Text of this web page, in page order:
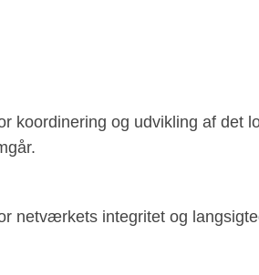
koordinering og udvikling af det
netværkets integritet og